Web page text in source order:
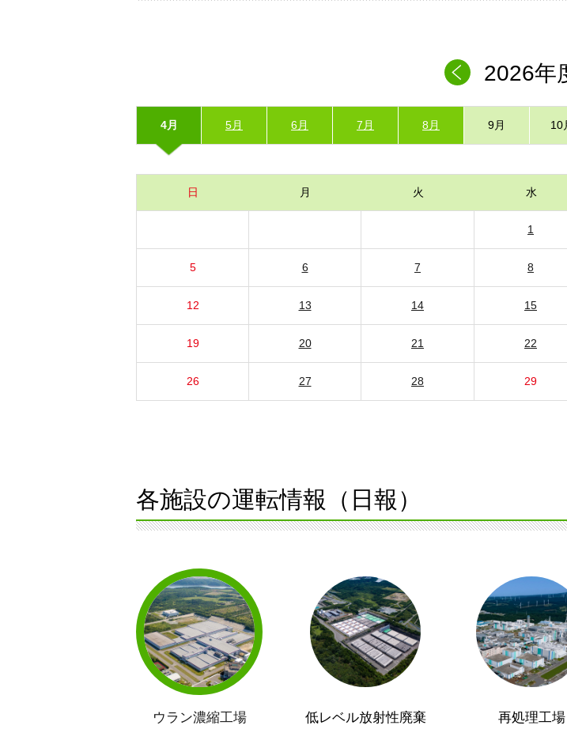
2026年
4月 5月 6月 7月 8月 9月 10
日 月 火 水
1
5 6 7 8
12 13 14 15
19 20 21 22
26 27 28 29
各施設の運転情報（日報）
ウラン濃縮工場 低レベル放射性廃棄 再処理工場